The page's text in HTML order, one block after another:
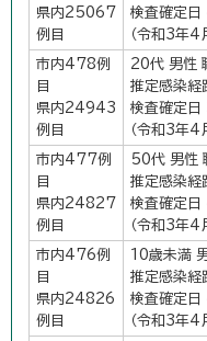
県内25067
例目
検査確定日
（令和3年4
市内478例
目
県内24943
例目
20代 男性
推定感染経
検査確定日
（令和3年4
市内477例
目
県内24827
例目
50代 男性
推定感染経
検査確定日
（令和3年4
市内476例
目
県内24826
例目
10歳未満
推定感染経
検査確定日
（令和3年4